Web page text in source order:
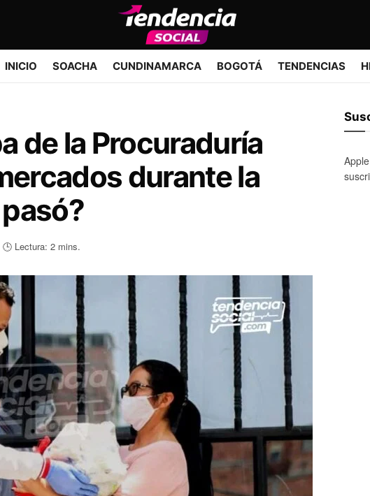
INICIO SOACHA CUNDINAMARCA BOGOTÁ TENDENCIAS
de la Procuraduría
durante la
🕒 Lectura: 2 mins.